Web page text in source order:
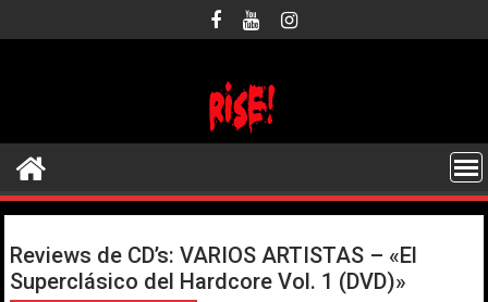
al
Reviews de CD’s: VARIOS ARTISTAS – «El
Superclásico del Hardcore Vol. 1 (DVD)»